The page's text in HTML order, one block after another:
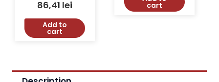
15-30VDC IP43
86,41 lei
Add to
cart
cart